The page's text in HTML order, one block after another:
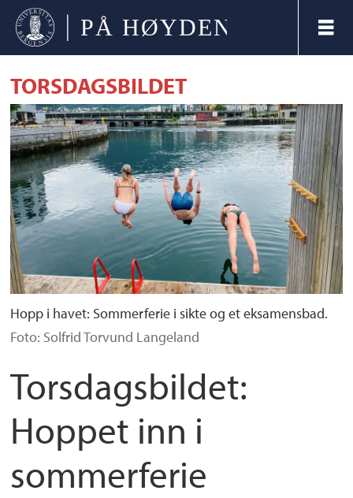
TORSDAGSBILDET
Hopp i havet: Sommerferie i sikte og et eksamensbad.
Foto: Solfrid Torvund Langeland
Torsdagsbildet:
Hoppet inn i
sommerferie